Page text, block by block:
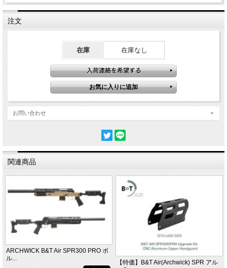
注文
在庫 在庫なし
お問い合わせ
関連商品
ARCHWICK B&T Air SPR300 PRO ボ
ル...
【特価】B&T Air(Archwick) SPR アル